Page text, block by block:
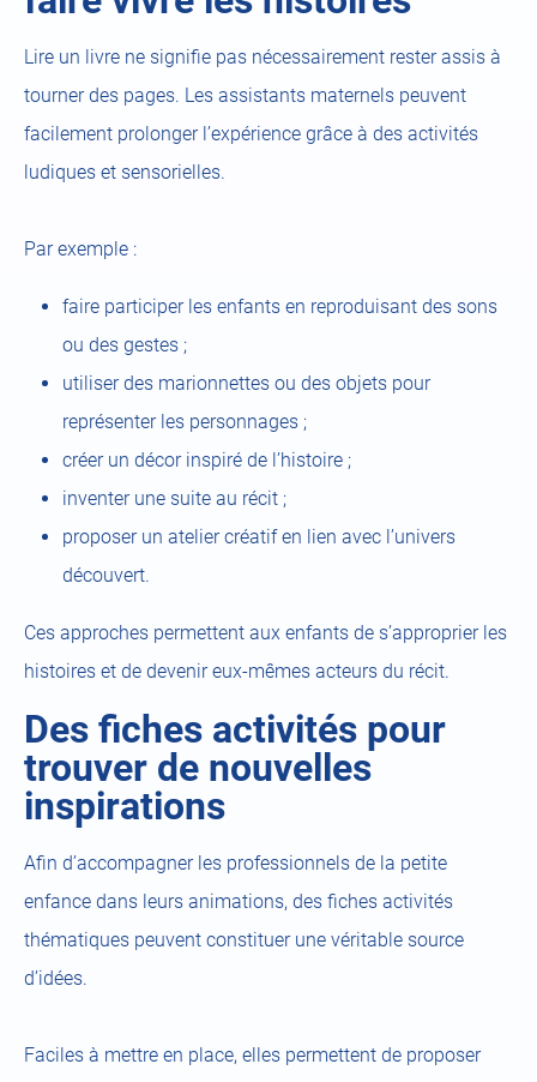
Lire un livre ne signifie pas nécessairement rester assis à
tourner des pages. Les assistants maternels peuvent
facilement prolonger l’expérience grâce à des activités
ludiques et sensorielles.
Par exemple :
faire participer les enfants en reproduisant des sons
ou des gestes ;
utiliser des marionnettes ou des objets pour
représenter les personnages ;
créer un décor inspiré de l’histoire ;
inventer une suite au récit ;
proposer un atelier créatif en lien avec l’univers
découvert.
Ces approches permettent aux enfants de s’approprier les
histoires et de devenir eux-mêmes acteurs du récit.
Des fiches activités pour
trouver de nouvelles
inspirations
Afin d’accompagner les professionnels de la petite
enfance dans leurs animations, des fiches activités
thématiques peuvent constituer une véritable source
d’idées.
Faciles à mettre en place, elles permettent de proposer